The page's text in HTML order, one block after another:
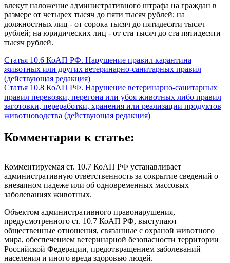
влекут наложение административного штрафа на граждан в
размере от четырех тысяч до пяти тысяч рублей; на
должностных лиц - от сорока тысяч до пятидесяти тысяч
рублей; на юридических лиц - от ста тысяч до ста пятидесяти
тысяч рублей.
Статья 10.6 КоАП РФ. Нарушение правил карантина
животных или других ветеринарно-санитарных правил
(действующая редакция)
Статья 10.8 КоАП РФ. Нарушение ветеринарно-санитарных
правил перевозки, перегона или убоя животных либо правил
заготовки, переработки, хранения или реализации продуктов
животноводства (действующая редакция)
Комментарии к статье:
Комментируемая ст. 10.7 КоАП РФ устанавливает
административную ответственность за сокрытие сведений о
внезапном падеже или об одновременных массовых
заболеваниях животных.
Объектом административного правонарушения,
предусмотренного ст. 10.7 КоАП РФ, выступают
общественные отношения, связанные с охраной животного
мира, обеспечением ветеринарной безопасности территории
Российской Федерации, предотвращением заболеваний
населения и иного вреда здоровью людей.